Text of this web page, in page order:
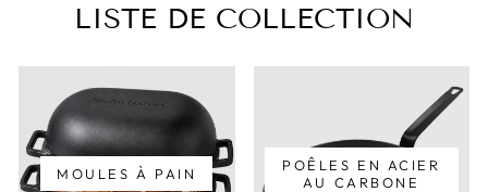
LISTE DE COLLECTION
MOULES À PAIN
POÊLES EN ACIER
AU CARBONE